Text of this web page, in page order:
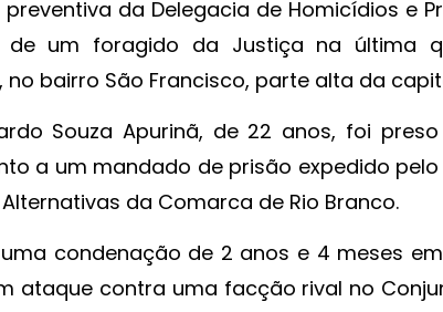
da Delegacia de Homicídios e
de um foragido da Justiça na última
no bairro São Francisco, parte alta da
Souza Apurinã, de 22 anos, foi
a um mandado de prisão expedido pelo
da Comarca de Rio Branco.
uma condenação de 2 anos e 4 meses
ataque contra uma facção rival no